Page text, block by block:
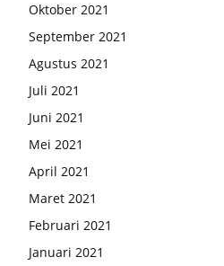
Oktober 2021
September 2021
Agustus 2021
Juli 2021
Juni 2021
Mei 2021
April 2021
Maret 2021
Februari 2021
Januari 2021